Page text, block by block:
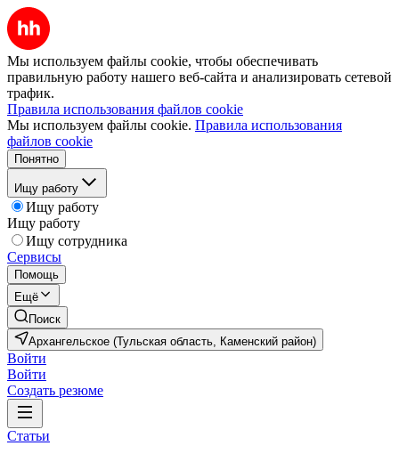
Мы используем файлы cookie, чтобы обеспечивать
правильную работу нашего веб-сайта и анализировать сетевой
трафик.
Правила использования файлов cookie
Мы используем файлы cookie. Правила использования
файлов cookie
Понятно
Ищу работу
Ищу работу
Ищу работу
Ищу сотрудника
Сервисы
Помощь
Ещё
Поиск
Архангельское (Тульская область, Каменский район)
Войти
Войти
Создать резюме
Статьи